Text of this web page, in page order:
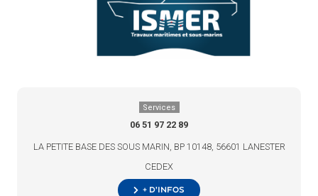
Services
06 51 97 22 89
LA PETITE BASE DES SOUS MARIN, BP 10148, 56601 LANESTER
CEDEX
+ d’infos